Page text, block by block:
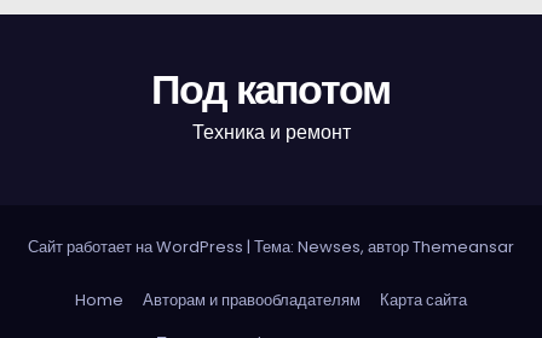
Под капотом
Техника и ремонт
Сайт работает на WordPress | Тема: Newses, авторThemeansar
Home Авторам и правообладателям
Карта сайта